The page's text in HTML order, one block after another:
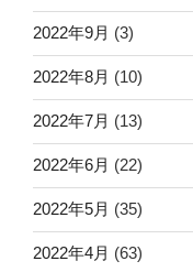
2022年9月 (3)
2022年8月 (10)
2022年7月 (13)
2022年6月 (22)
2022年5月 (35)
2022年4月 (63)